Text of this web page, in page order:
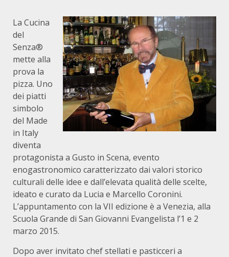
La Cucina
del
Senza®
mette alla
prova la
pizza. Uno
dei piatti
simbolo
del Made
in Italy
diventa
protagonista a Gusto in Scena, evento
enogastronomico caratterizzato dai valori storico
culturali delle idee e dall’elevata qualità delle scelte,
ideato e curato da Lucia e Marcello Coronini.
L’appuntamento con la VII edizione è a Venezia, alla
Scuola Grande di San Giovanni Evangelista l’1 e 2
marzo 2015.
Dopo aver invitato chef stellati e pasticceri a